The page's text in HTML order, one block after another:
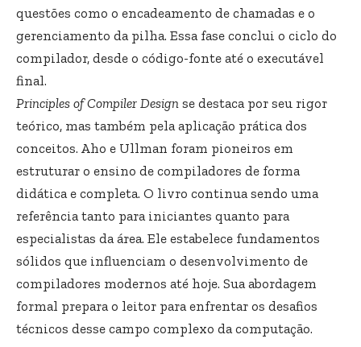
questões como o encadeamento de chamadas e o
gerenciamento da pilha. Essa fase conclui o ciclo do
compilador, desde o código-fonte até o executável
final.
Principles of Compiler Design se destaca por seu rigor
teórico, mas também pela aplicação prática dos
conceitos. Aho e Ullman foram pioneiros em
estruturar o ensino de compiladores de forma
didática e completa. O livro continua sendo uma
referência tanto para iniciantes quanto para
especialistas da área. Ele estabelece fundamentos
sólidos que influenciam o desenvolvimento de
compiladores modernos até hoje. Sua abordagem
formal prepara o leitor para enfrentar os desafios
técnicos desse campo complexo da computação.